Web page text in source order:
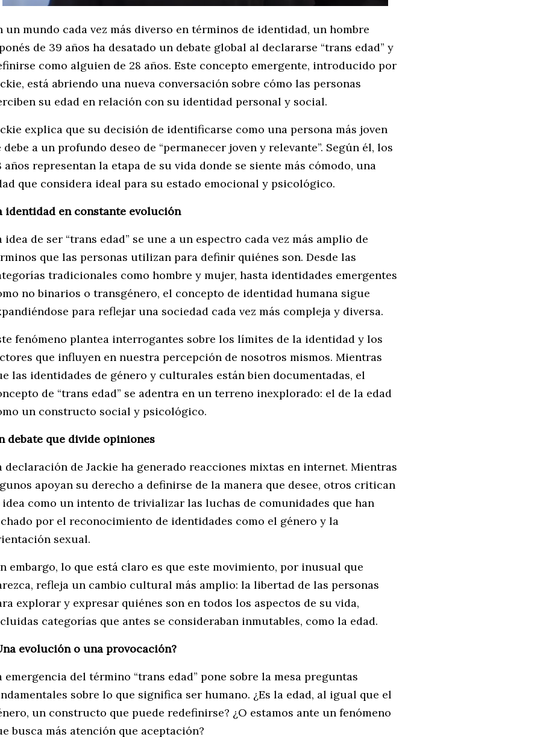
un mundo cada vez más diverso en términos de identidad, un hombre
de 39 años ha desatado un debate global al declararse “trans edad” y
como alguien de 28 años. Este concepto emergente, introducido por
está abriendo una nueva conversación sobre cómo las personas
su edad en relación con su identidad personal y social.
explica que su decisión de identificarse como una persona más joven
debe a un profundo deseo de “permanecer joven y relevante”. Según él, los
años representan la etapa de su vida donde se siente más cómodo, una
que considera ideal para su estado emocional y psicológico.
identidad en constante evolución
idea de ser “trans edad” se une a un espectro cada vez más amplio de
que las personas utilizan para definir quiénes son. Desde las
tradicionales como hombre y mujer, hasta identidades emergentes
no binarios o transgénero, el concepto de identidad humana sigue
para reflejar una sociedad cada vez más compleja y diversa.
fenómeno plantea interrogantes sobre los límites de la identidad y los
que influyen en nuestra percepción de nosotros mismos. Mientras
las identidades de género y culturales están bien documentadas, el
de “trans edad” se adentra en un terreno inexplorado: el de la edad
un constructo social y psicológico.
debate que divide opiniones
declaración de Jackie ha generado reacciones mixtas en internet. Mientras
apoyan su derecho a definirse de la manera que desee, otros critican
como un intento de trivializar las luchas de comunidades que han
por el reconocimiento de identidades como el género y la
sexual.
embargo, lo que está claro es que este movimiento, por inusual que
refleja un cambio cultural más amplio: la libertad de las personas
explorar y expresar quiénes son en todos los aspectos de su vida,
categorías que antes se consideraban inmutables, como la edad.
evolución o una provocación?
emergencia del término “trans edad” pone sobre la mesa preguntas
sobre lo que significa ser humano. ¿Es la edad, al igual que el
un constructo que puede redefinirse? ¿O estamos ante un fenómeno
busca más atención que aceptación?